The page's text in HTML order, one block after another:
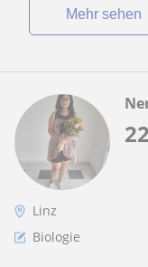
Mehr sehen
22
Linz
Biologie